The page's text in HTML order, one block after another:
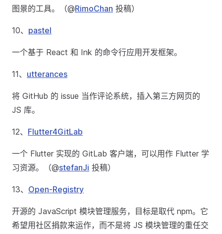
图景的工具。（@RimoChan 投稿）
10、 pastel
一个基于 React 和 Ink 的命令行应用开发框架。
11、 utterances
将 GitHub 的 issue 当作评论系统，插入第三方网页的
JS 库。
12、 Flutter4GitLab
一个 Flutter 实现的 GitLab 客户端，可以用作 Flutter 学
习资源。（@stefanJi 投稿）
13、 Open-Registry
开源的 JavaScript 模块管理服务，目标是取代 npm。它
希望用社区捐款来运作，而不是将 JS 模块管理的重任交